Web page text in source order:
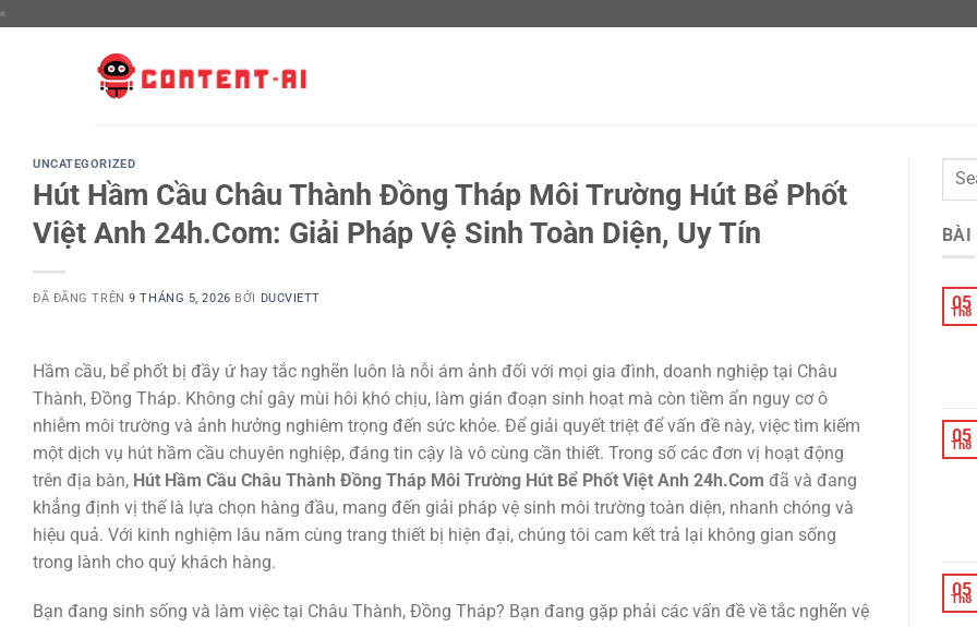
UNCATEGORIZED
Hút Hầm Cầu Châu Thành Đồng Tháp Môi Trường Hút Bể Phốt
Việt Anh 24h.Com: Giải Pháp Vệ Sinh Toàn Diện, Uy Tín
ĐÃ ĐĂNG TRÊN9 THÁNG 5, 2026 BỞI DUCVIETT
Hầm cầu, bể phốt bị đầy ứ hay tắc nghẽn luôn là nỗi ám ảnh đối với mọi gia đình, doanh nghiệp tại Châu
Thành, Đồng Tháp. Không chỉ gây mùi hôi khó chịu, làm gián đoạn sinh hoạt mà còn tiềm ẩn nguy cơ ô
nhiễm môi trường và ảnh hưởng nghiêm trọng đến sức khỏe. Để giải quyết triệt để vấn đề này, việc tìm kiếm
một dịch vụ hút hầm cầu chuyên nghiệp, đáng tin cậy là vô cùng cần thiết. Trong số các đơn vị hoạt động
trên địa bàn, Hút Hầm Cầu Châu Thành Đồng Tháp Môi Trường Hút Bể Phốt Việt Anh 24h.Com đã và đang
khẳng định vị thế là lựa chọn hàng đầu, mang đến giải pháp vệ sinh môi trường toàn diện, nhanh chóng và
hiệu quả. Với kinh nghiệm lâu năm cùng trang thiết bị hiện đại, chúng tôi cam kết trả lại không gian sống
trong lành cho quý khách hàng.
Bạn đang sinh sống và làm việc tại Châu Thành, Đồng Tháp? Bạn đang gặp phải các vấn đề về tắc nghẽn vệ
BÀI
05
Th8
05
Th8
05
Th8